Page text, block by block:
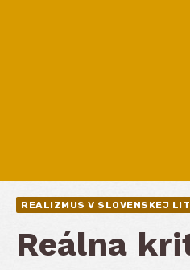
REALIZMUS V SLOVENSKEJ
Reálna